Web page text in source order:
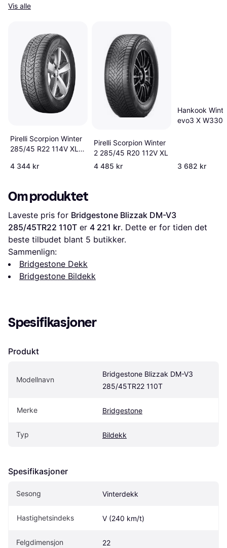
Vis alle
Pirelli Scorpion Winter
285/45 R22 114V XL
4 344 kr
Pirelli Scorpion Winter
2 285/45 R20 112V XL
4 485 kr
Hankook
evo3 X W330A
3 682 kr
Om produktet
Laveste pris for Bridgestone Blizzak DM-V3
285/45TR22 110T er 4 221 kr. Dette er for tiden det
beste tilbudet blant 5 butikker.
Sammenlign:
Bridgestone Dekk
Bridgestone Bildekk
Spesifikasjoner
Produkt
Modellnavn
Bridgestone Blizzak DM-V3
285/45TR22 110T
Merke Bridgestone
Typ Bildekk
Spesifikasjoner
Sesong Vinterdekk
Hastighetsindeks V (240 km/t)
Felgdimensjon 22